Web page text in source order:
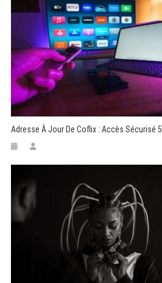
Adresse À Jour De Coflix : Accès Sécurisé